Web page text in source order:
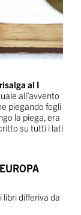
al I
all’avvento
piegando fogli
la piega, era
su tutti i lati
libri differiva da